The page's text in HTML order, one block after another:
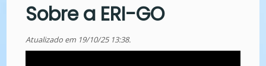
Sobre a ERI-GO
Atualizado em 19/10/25 13:38.